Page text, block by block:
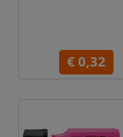
€ 0,32